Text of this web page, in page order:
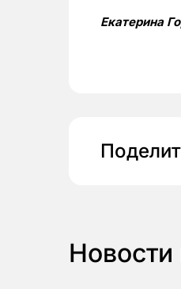
Екатерина
Новости